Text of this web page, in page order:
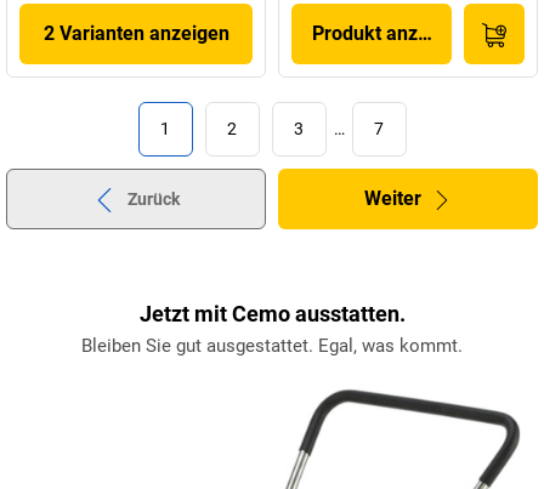
2 Varianten anzeigen Produkt anzeigen
1 2 3 … 7
Zurück Weiter
Jetzt mit Cemo ausstatten.
Bleiben Sie gut ausgestattet. Egal, was kommt.